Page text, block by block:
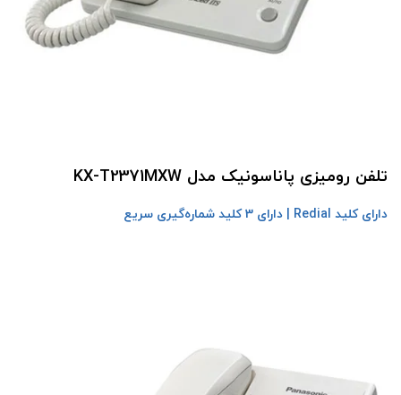
تلفن رومیزی پاناسونیک مدل KX-T2371MXW
دارای کلید Redial | دارای 3 کلید شماره‌گیری سریع